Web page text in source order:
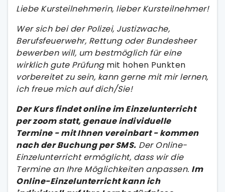
Liebe Kursteilnehmerin, lieber Kursteilnehmer!
Wer sich bei der Polizei, Justizwache,
Berufsfeuerwehr, Rettung oder Bundesheer
bewerben will, um bestmöglich für eine
wirklich gute Prüfung mit hohen Punkten
vorbereitet zu sein, kann gerne mit mir lernen,
ich freue mich auf dich/Sie!
Der Kurs findet online im Einzelunterricht
per zoom statt, genaue individuelle
Termine - mit Ihnen vereinbart - kommen
nach der Buchung per SMS. Der Online-
Einzelunterricht ermöglicht, dass wir die
Termine an Ihre Möglichkeiten anpassen. Im
Online-Einzelunterricht kann ich